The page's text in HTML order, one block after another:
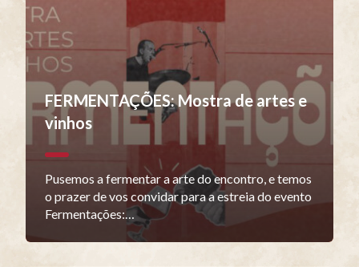
FERMENTAÇÕES: Mostra de artes e
vinhos
Pusemos a fermentar a arte do encontro, e temos
o prazer de vos convidar para a estreia do evento
Fermentações:…